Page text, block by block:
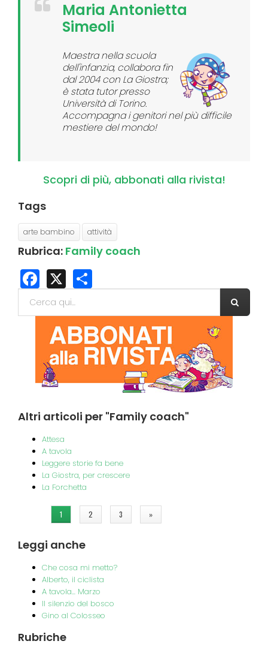
Maria Antonietta
Simeoli
Maestra nella scuola
dell'infanzia, collabora fin
dal 2004 con La Giostra;
è stata tutor presso
Università di Torino.
Accompagna i genitori nel più difficile
mestiere del mondo!
Scopri di più, abbonati alla rivista!
Tags
arte bambino attività
Rubrica: Family coach
Facebook
X
Form di ricerca
Altri articoli per "Family coach"
Attesa
A tavola
Leggere storie fa bene
La Giostra, per crescere
La Forchetta
Pagine
1 2 3 »
Leggi anche
Che cosa mi metto?
Alberto, il ciclista
A tavola... Marzo
Il silenzio del bosco
Gino al Colosseo
Rubriche